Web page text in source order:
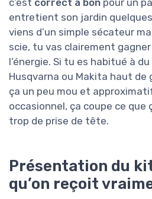
entretient son jardin
viens d’un simple sécateur
scie, tu vas clairement
l’énergie. Si tu es habitué à
Husqvarna ou Makita haut
ça un peu mou et
occasionnel, ça coupe ce que
trop de prise de tête.
Présentation du
qu’on reçoit